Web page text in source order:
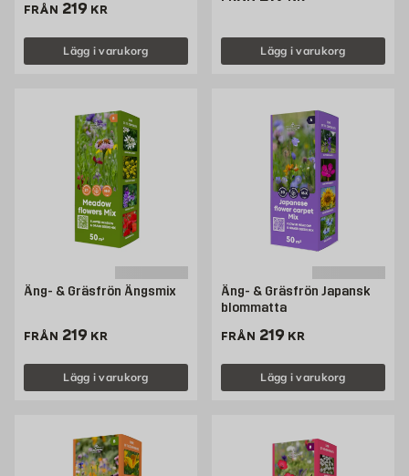
FRÅN Pris 219 kr
219 KR
Lägg i varukorg Lägg i varukorg
Äng- & Gräsfrön Ängsmix
FRÅN Pris 219 kr
219 KR
Lägg i varukorg
Äng- & Gräsfrön Japansk
blommatta
FRÅN Pris 219 kr
219 KR
Lägg i varukorg